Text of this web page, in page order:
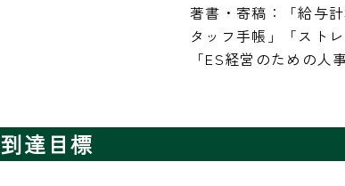
著書・寄稿：「給与
タッフ手帳」「スト
「ES経営のための人
到達目標